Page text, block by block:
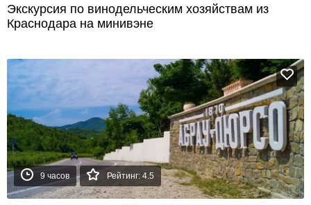
Экскурсия по винодельческим хозяйствам из
Краснодара на минивэне
9 часов Рейтинг: 4.5